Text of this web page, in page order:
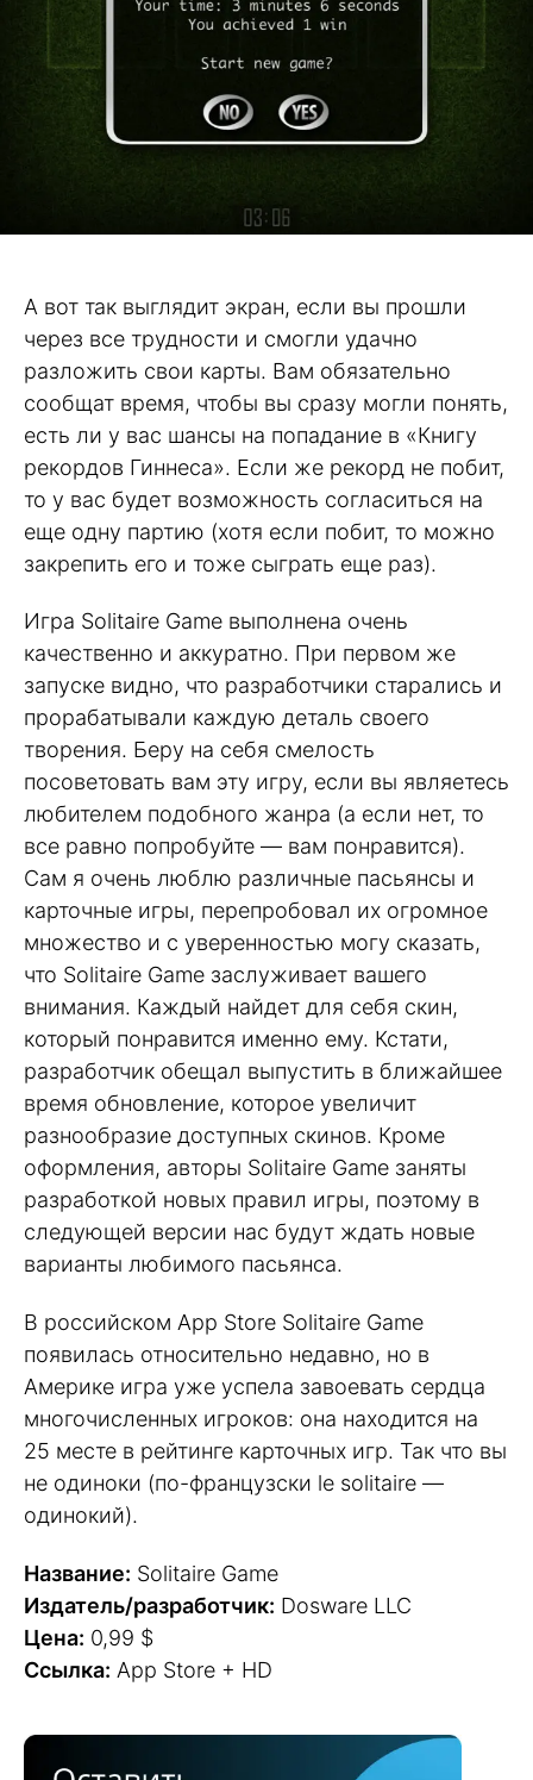
А вот так выглядит экран, если вы прошли
через все трудности и смогли удачно
разложить свои карты. Вам обязательно
сообщат время, чтобы вы сразу могли понять,
есть ли у вас шансы на попадание в «Книгу
рекордов Гиннеса». Если же рекорд не побит,
то у вас будет возможность согласиться на
еще одну партию (хотя если побит, то можно
закрепить его и тоже сыграть еще раз).
Игра Solitaire Game выполнена очень
качественно и аккуратно. При первом же
запуске видно, что разработчики старались и
прорабатывали каждую деталь своего
творения. Беру на себя смелость
посоветовать вам эту игру, если вы являетесь
любителем подобного жанра (а если нет, то
все равно попробуйте — вам понравится).
Сам я очень люблю различные пасьянсы и
карточные игры, перепробовал их огромное
множество и с уверенностью могу сказать,
что Solitaire Game заслуживает вашего
внимания. Каждый найдет для себя скин,
который понравится именно ему. Кстати,
разработчик обещал выпустить в ближайшее
время обновление, которое увеличит
разнообразие доступных скинов. Кроме
оформления, авторы Solitaire Game заняты
разработкой новых правил игры, поэтому в
следующей версии нас будут ждать новые
варианты любимого пасьянса.
В российском App Store Solitaire Game
появилась относительно недавно, но в
Америке игра уже успела завоевать сердца
многочисленных игроков: она находится на
25 месте в рейтинге карточных игр. Так что вы
не одиноки (по-французски le solitaire —
одинокий).
Название: Solitaire Game
Издатель/разработчик: Dosware LLC
Цена: 0,99 $
Ссылка: App Store + HD